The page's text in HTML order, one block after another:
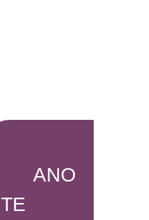
ANO
TE